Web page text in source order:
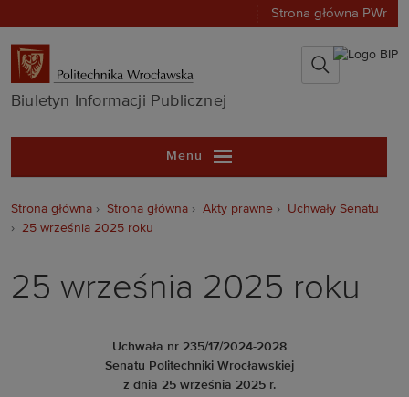
Strona główna PWr
Biuletyn
Biuletyn Informacji Publicznej
Menu
Strona główna Strona główna Akty prawne
Uchwały Senatu
25 września 2025 roku
25 września 2025 roku
Uchwała nr 235/17/2024-2028
Senatu Politechniki Wrocławskiej
z dnia 25 września 2025 r.